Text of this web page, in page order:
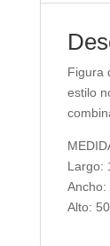
Figura
estilo
Largo:
Ancho:
Alto: 50